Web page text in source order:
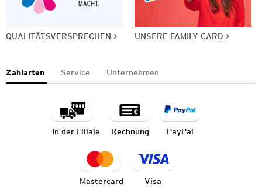
QUALITÄTSVERSPRECHEN UNSERE FAMILY CARD
Zahlarten Service Unternehmen
In der Filiale Rechnung PayPal
Mastercard Visa